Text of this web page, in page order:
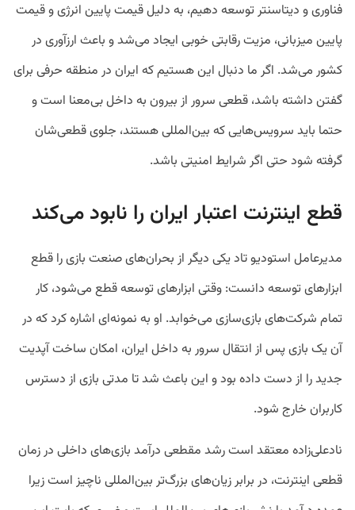
فناوری و دیتاسنتر توسعه دهیم، به دلیل قیمت پایین انرژی و قیمت
پایین میزبانی، مزیت رقابتی خوبی ایجاد می‌شد و باعث ارزآوری در
کشور می‌شد. اگر ما دنبال این هستیم که ایران در منطقه حرفی برای
گفتن داشته باشد، قطعی سرور از بیرون به داخل بی‌معنا است و
حتما باید سرویس‌هایی که بین‌المللی هستند، جلوی قطعی‌شان
گرفته شود حتی اگر شرایط امنیتی باشد.
قطع اینترنت اعتبار ایران را نابود می‌کند
مدیرعامل استودیو تاد یکی دیگر از بحران‌های صنعت بازی را قطع
ابزارهای توسعه دانست: وقتی ابزارهای توسعه قطع می‌شود، کار
تمام شرکت‌های بازی‌سازی می‌خوابد. او به نمونه‌ای اشاره کرد که در
آن یک بازی پس از انتقال سرور به داخل ایران، امکان ساخت آپدیت
جدید را از دست داده بود و این باعث شد تا مدتی بازی از دسترس
کاربران خارج شود.
نادعلی‌زاده معتقد است رشد مقطعی درآمد بازی‌های داخلی در زمان
قطعی اینترنت، در برابر زیان‌های بزرگ‌تر بین‌المللی ناچیز است زیرا